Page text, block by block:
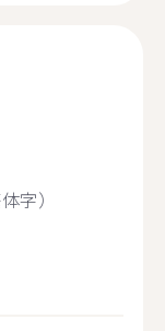
字）